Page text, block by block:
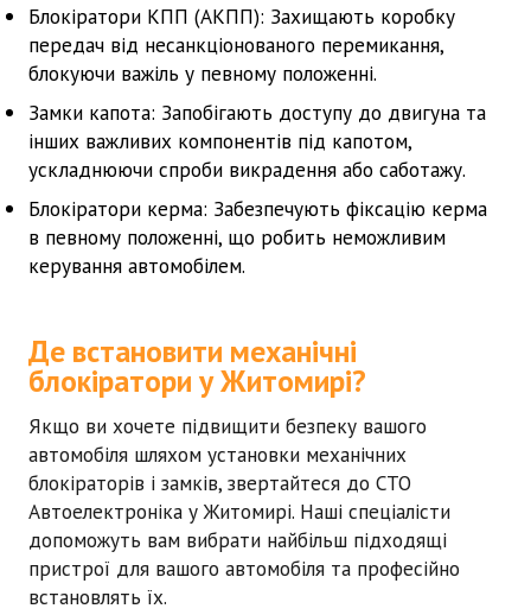
Блокіратори КПП (АКПП): Захищають коробку
передач від несанкціонованого перемикання,
блокуючи важіль у певному положенні.
Замки капота: Запобігають доступу до двигуна та
інших важливих компонентів під капотом,
ускладнюючи спроби викрадення або саботажу.
Блокіратори керма: Забезпечують фіксацію керма
в певному положенні, що робить неможливим
керування автомобілем.
Де встановити механічні
блокіратори у Житомирі?
Якщо ви хочете підвищити безпеку вашого
автомобіля шляхом установки механічних
блокіраторів і замків, звертайтеся до СТО
Автоелектроніка у Житомирі. Наші спеціалісти
допоможуть вам вибрати найбільш підходящі
пристрої для вашого автомобіля та професійно
встановлять їх.